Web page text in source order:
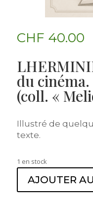
CHF 40.00
du
(coll. «
Illustré de
texte.
1 en stock
AJOUTER